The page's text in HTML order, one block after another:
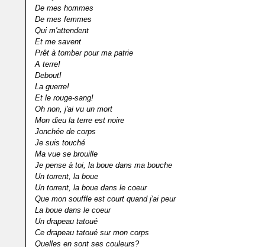
De mes hommes
De mes femmes
Qui m'attendent
Et me savent
Prêt à tomber pour ma patrie
A terre!
Debout!
La guerre!
Et le rouge-sang!
Oh non, j'ai vu un mort
Mon dieu la terre est noire
Jonchée de corps
Je suis touché
Ma vue se brouille
Je pense à toi, la boue dans ma bouche
Un torrent, la boue
Un torrent, la boue dans le coeur
Que mon souffle est court quand j'ai peur
La boue dans le coeur
Un drapeau tatoué
Ce drapeau tatoué sur mon corps
Quelles en sont ses couleurs?